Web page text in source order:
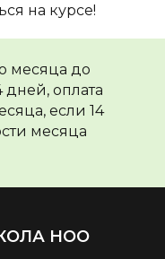
на курсе!
месяца до
дней, оплата
если 14
месяца
НОО